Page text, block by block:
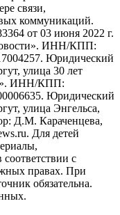
связи,
коммуникаций.
от 03 июня 2022 г.
ИНН/КПП:
Юридический
улица 30 лет
ИНН/КПП:
Юридический
улица Энгельса,
Д.М. Караченцева,
Для детей
с
правах. При
обязательна.